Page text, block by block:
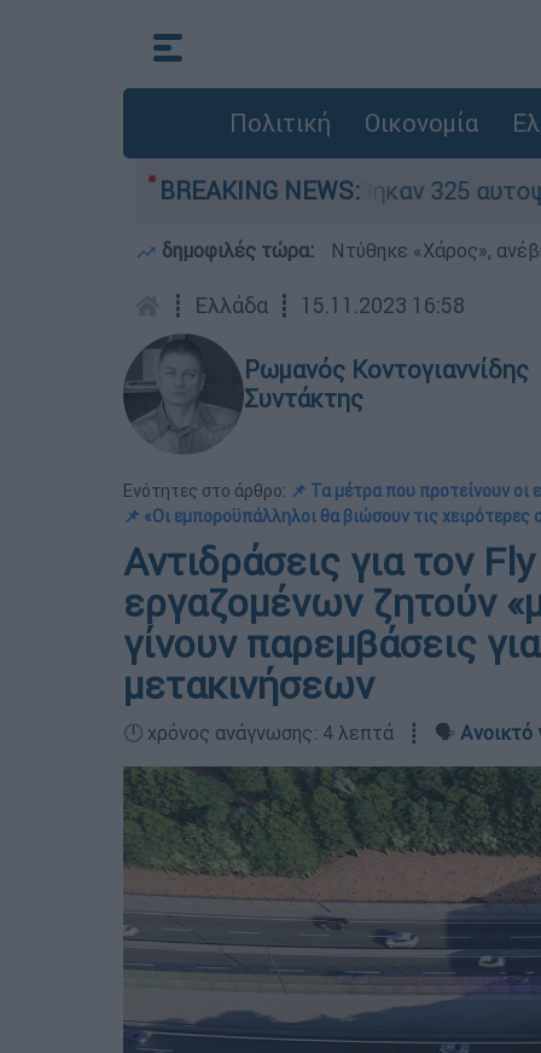
Πολιτική Οικονομία
BREAKING NEWS:
- Ολοκληρώθηκαν 325 αυτοψίες στις
δημοφιλές τώρα: Ντύθηκε «Χάρος»,
┋ Ελλάδα ┋ 15.11.2023 16:58
Ρωμανός Κοντογιαννίδης
Συντάκτης
Ενότητες στο άρθρο: 📌 Τα μέτρα που προτείνουν οι
📌 «Οι εμποροϋπάλληλοι θα βιώσουν τις χειρότερες
Αντιδράσεις για τον
εργαζομένων ζητούν
γίνουν παρεμβάσεις
μετακινήσεων
🕛 χρόνος ανάγνωσης: 4 λεπτά ┋ 🗣️ Ανοικτό